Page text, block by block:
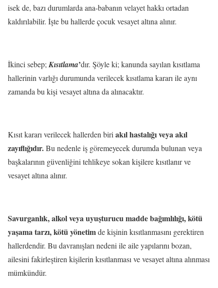
isek de, bazı durumlarda ana-babanın velayet hakkı ortadan
kaldırılabilir. İşte bu hallerde çocuk vesayet altına alınır.
İkinci sebep;Kısıtlama’dır. Şöyle ki; kanunda sayılan kısıtlama
hallerinin varlığı durumunda verilecek kısıtlama kararı ile aynı
zamanda bu kişi vesayet altına da alınacaktır.
Kısıt kararı verilecek hallerden biriakıl hastalığı veya akıl
zayıflığıdır.Bu nedenle iş göremeyecek durumda bulunan veya
başkalarının güvenliğini tehlikeye sokan kişilere kısıtlanır ve
vesayet altına alınır.
Savurganlık, alkol veya uyuşturucu madde bağımlılığı, kötü
yaşama tarzı, kötü yönetimde kişinin kısıtlanmasını gerektiren
hallerdendir. Bu davranışları nedeni ile aile yapılarını bozan,
ailesini fakirleştiren kişilerin kısıtlanması ve vesayet altına alınması
mümkündür.